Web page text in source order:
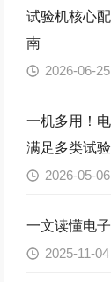
试验机核心
南
2026-06-25
一机多用！
满足多类试
2026-05-06
一文读懂电
2025-11-04